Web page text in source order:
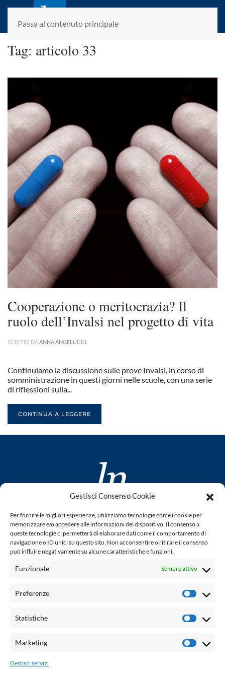
Gestisci Consenso Cookie
Per fornire le migliori esperienze, utilizziamo tecnologie come i cookie per
memorizzare e/o accedere alle informazioni del dispositivo. Il consenso a
queste tecnologie ci permetterà di elaborare dati come il comportamento di
navigazione o ID unici su questo sito. Non acconsentire o ritirare il consenso
può influire negativamente su alcune caratteristiche e funzioni.
Funzionale Sempre attivo
Preferenze
Statistiche
Marketing
Gestisci servizi
Passa al contenuto principale
laletteraturaenoi.it
fondato da Romano Luperini
Tag: articolo 33
Cooperazione o meritocrazia? Il
ruolo dell’Invalsi nel progetto di vita
SCRITTO DAANNA ANGELUCCI
Continuiamo la discussione sulle prove Invalsi, in corso di
somministrazione in questi giorni nelle scuole, con una serie
di riflessioni sulla...
CONTINUA A LEGGERE
www.laletteraturaenoi.it
fondato da Romano Luperini
Questo blog non rappresenta una testata giornalistica in
quanto viene aggiornato senza alcuna periodicità. Non può
legge n° 62 del 7.03.2001. L'autore non è responsabile per
email: